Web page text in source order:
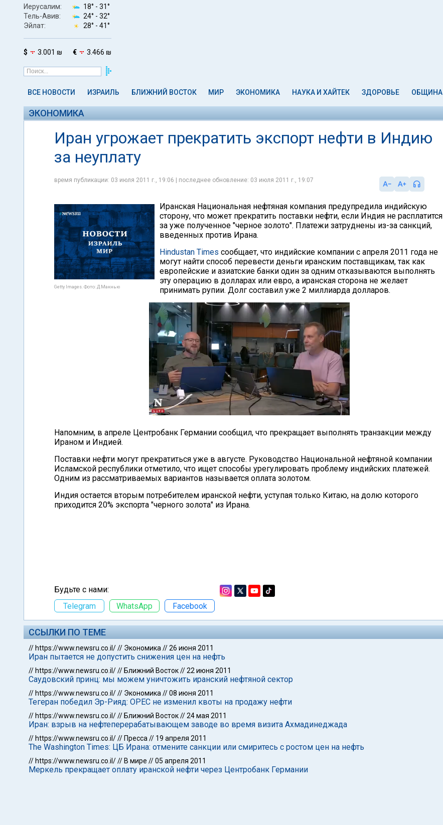
Иерусалим: 18° - 31°
Тель-Авив:
24° - 32°
Эйлат:
28° - 41°
$ 3.001 ₪ € 3.466 ₪
ВСЕ НОВОСТИ ИЗРАИЛЬ БЛИЖНИЙ ВОСТОК МИР ЭКОНОМИКА НАУКА И ХАЙТЕК ЗДОРОВЬЕ ОБЩИНА
ЭКОНОМИКА
Иран угрожает прекратить экспорт нефти в Индию
за неуплату
время публикации: 03 июля 2011 г., 19:06 | последнее обновление: 03 июля 2011 г., 19:07
Getty Images. Фото: Д.Макнью
Иранская Национальная нефтяная компания предупредила индийскую
сторону, что может прекратить поставки нефти, если Индия не расплатится
за уже полученное "черное золото". Платежи затруднены из-за санкций,
введенных против Ирана.
Hindustan Times сообщает, что индийские компании с апреля 2011 года не
могут найти способ перевести деньги иранским поставщикам, так как
европейские и азиатские банки один за одним отказываются выполнять
эту операцию в долларах или евро, а иранская сторона не желает
принимать рупии. Долг составил уже 2 миллиарда долларов.
Напомним, в апреле Центробанк Германии сообщил, что прекращает выполнять транзакции между
Ираном и Индией.
Поставки нефти могут прекратиться уже в августе. Руководство Национальной нефтяной компании
Исламской республики отметило, что ищет способы урегулировать проблему индийских платежей.
Одним из рассматриваемых вариантов называется оплата золотом.
Индия остается вторым потребителем иранской нефти, уступая только Китаю, на долю которого
приходится 20% экспорта "черного золота" из Ирана.
Будьте с нами:
Telegram
WhatsApp Facebook
ССЫЛКИ ПО ТЕМЕ
// https://www.newsru.co.il/// Экономика //26 июня 2011
Иран пытается не допустить снижения цен на нефть
// https://www.newsru.co.il/// Ближний Восток//22 июня 2011
Саудовский принц: мы можем уничтожить иранский нефтяной сектор
// https://www.newsru.co.il/// Экономика //08 июня 2011
Тегеран победил Эр-Рияд: ОРЕС не изменил квоты на продажу нефти
// https://www.newsru.co.il/// Ближний Восток//24 мая 2011
Иран: взрыв на нефтеперерабатывающем заводе во время визита Ахмадинеджада
// https://www.newsru.co.il/// Пресса // 19 апреля 2011
The Washington Times: ЦБ Ирана: отмените санкции или смиритесь с ростом цен на нефть
// https://www.newsru.co.il/// В мире //05 апреля 2011
Меркель прекращает оплату иранской нефти через Центробанк Германии